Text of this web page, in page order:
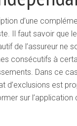
d’une
Il faut savoir que
de l’assureur ne
consécutifs à
Dans ce
d’exclusions est
sur